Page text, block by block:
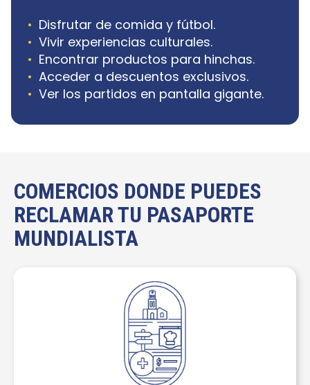
­­­­­­­­Disfrutar de comida y fútbol.
Vivir experiencias culturales.
Encontrar productos para hinchas.
Acceder a descuentos exclusivos.
Ver los partidos en pantalla gigante.
COMERCIOS DONDE PUEDES
RECLAMAR TU PASAPORTE
MUNDIALISTA